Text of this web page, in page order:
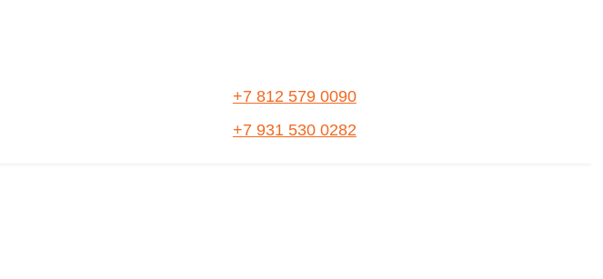
+7 812 579 0090
+7 931 530 0282